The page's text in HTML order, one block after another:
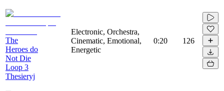
The
Heroes do
Not Die
Loop 3
Thesieryj
Electronic, Orchestra,
Cinematic, Emotional,
Energetic
0:20 126